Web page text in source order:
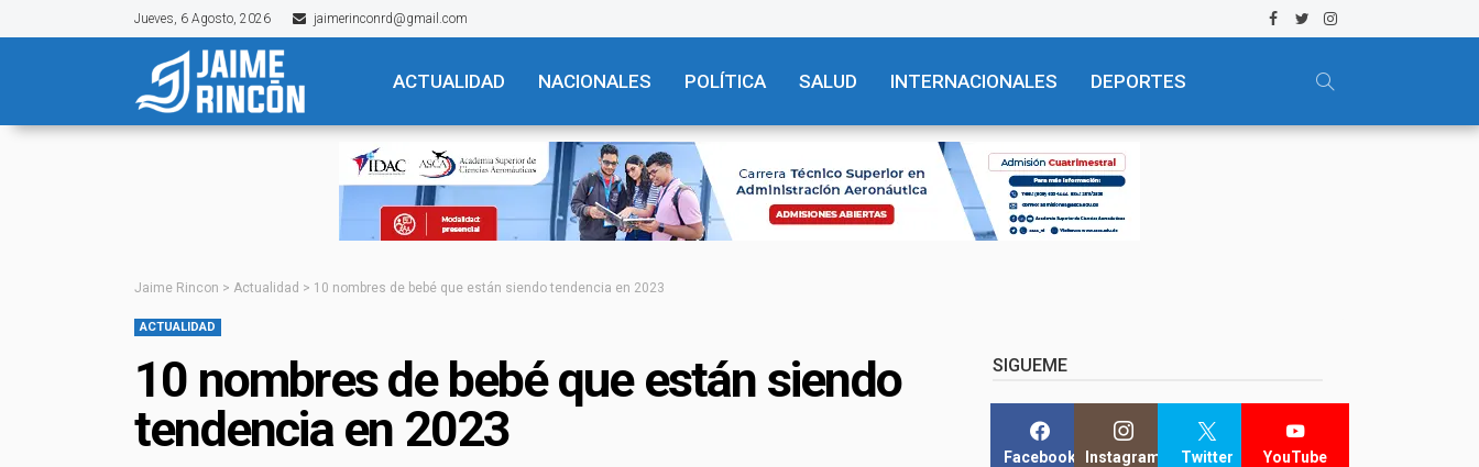
Jueves, 6 Agosto, 2026 jaimerinconrd@gmail.com
ACTUALIDAD NACIONALES POLÍTICA SALUD INTERNACIONALES DEPORTES
Jaime Rincon > Actualidad > 10 nombres de bebé que están siendo tendencia en 2023
ACTUALIDAD
10 nombres de bebé que están siendo
tendencia en 2023
SIGUEME
Facebook Instagram Twitter YouTube